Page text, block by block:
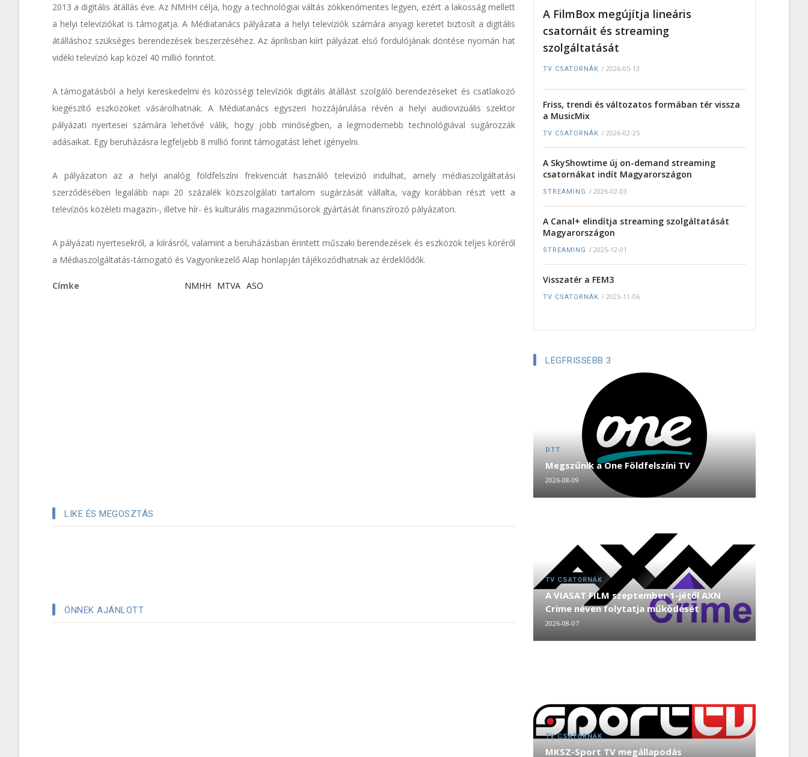
2013 a digitális átállás éve. Az NMHH célja, hogy a technológiai váltás zökkenőmentes legyen, ezért a lakosság mellett
a helyi televíziókat is támogatja. A Médiatanács pályázata a helyi televíziók számára anyagi keretet biztosít a digitális
átálláshoz szükséges berendezések beszerzéséhez. Az áprilisban kiírt pályázat első fordulójának döntése nyomán hat
vidéki televízió kap közel 40 millió forintot.
A támogatásból a helyi kereskedelmi és közösségi televíziók digitális átállást szolgáló berendezéseket és csatlakozó
kiegészítő eszközöket vásárolhatnak. A Médiatanács egyszeri hozzájárulása révén a helyi audiovizuális szektor
pályázati nyertesei számára lehetővé válik, hogy jobb minőségben, a legmodernebb technológiával sugározzák
adásaikat. Egy beruházásra legfeljebb 8 millió forint támogatást lehet igényelni.
A pályázaton az a helyi analóg földfelszíni frekvenciát használó televízió indulhat, amely médiaszolgáltatási
szerződésében legalább napi 20 százalék közszolgálati tartalom sugárzását vállalta, vagy korábban részt vett a
televíziós közéleti magazin-, illetve hír- és kulturális magazinműsorok gyártását finanszírozó pályázaton.
A pályázati nyertesekről, a kiírásról, valamint a beruházásban érintett műszaki berendezések és eszközök teljes köréről
a Médiaszolgáltatás-támogató és Vagyonkezelő Alap honlapján tájékozódhatnak az érdeklődők.
Címke NMHH MTVA ASO
LIKE ÉS MEGOSZTÁS
ÖNNEK AJÁNLOTT
A FilmBox megújítja lineáris
csatornáit és streaming
szolgáltatását
TV CSATORNÁK / 2026-05-13
Friss, trendi és változatos formában tér vissza
a MusicMix
TV CSATORNÁK / 2026-02-25
A SkyShowtime új on-demand streaming
csatornákat indít Magyarországon
STREAMING / 2026-02-03
A Canal+ elindítja streaming szolgáltatását
Magyarországon
STREAMING / 2025-12-01
Visszatér a FEM3
TV CSATORNÁK / 2025-11-06
LEGFRISSEBB 3
DTT
Megszűnik a One Földfelszíni TV
2026-08-09
TV CSATORNÁK
A VIASAT FILM szeptember 1-jétől AXN
Crime néven folytatja működését
2026-08-07
TV CSATORNÁK
MKSZ-Sport TV megállapodás